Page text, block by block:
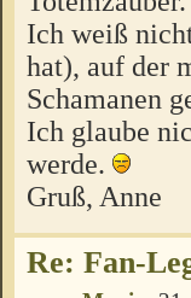
Ich weiß
hat), auf der
Schamanen
Ich glaube
werde.
Gruß, Anne
Re: Fan-